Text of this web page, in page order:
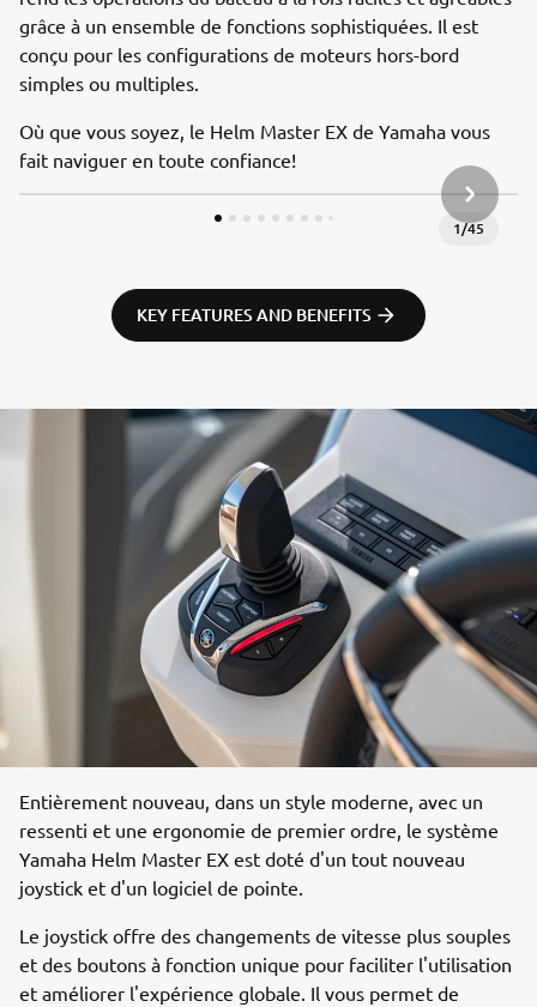
grâce à un ensemble de fonctions sophistiquées. Il est
conçu pour les configurations de moteurs hors-bord
simples ou multiples.
Où que vous soyez, le Helm Master EX de Yamaha vous
fait naviguer en toute confiance!
1/45
KEY FEATURES AND BENEFITS
Entièrement nouveau, dans un style moderne, avec un
ressenti et une ergonomie de premier ordre, le système
Yamaha Helm Master EX est doté d'un tout nouveau
joystick et d'un logiciel de pointe.
Le joystick offre des changements de vitesse plus souples
et des boutons à fonction unique pour faciliter l'utilisation
et améliorer l'expérience globale. Il vous permet de